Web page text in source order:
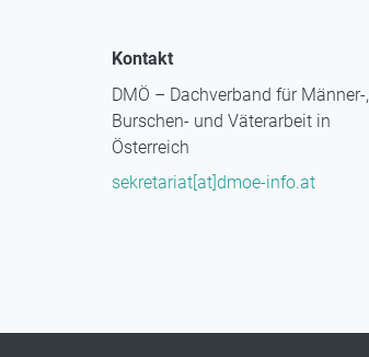
Kontakt
DMÖ – Dachverband für Männer-,
Burschen- und Väterarbeit in
Österreich
sekretariat[at]dmoe-info.at